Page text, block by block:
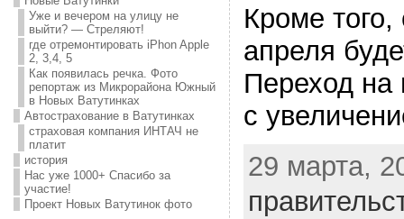
Уже и вечером на улицу не
выйти? — Стреляют!
где отремонтировать iPhon Apple
2, 3,4, 5
Как появилась речка. Фото
репортаж из Микрорайона Южный
в Новых Ватутинках
Автострахование в Ватутинках
страховая компания ИНТАЧ не
платит
история
Нас уже 1000+ Спасибо за
участие!
Проект Новых Ватутинок фото
Кроме
апреля
Переход на
с
29 марта,